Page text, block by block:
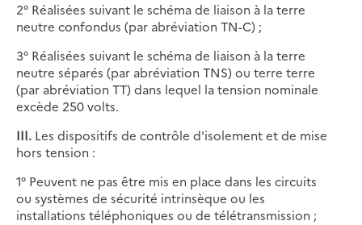
2° Réalisées suivant le schéma de liaison à la terre
neutre confondus (par abréviation TN-C) ;
3° Réalisées suivant le schéma de liaison à la terre
neutre séparés (par abréviation TNS) ou terre terre
(par abréviation TT) dans lequel la tension nominale
excède 250 volts.
III. Les dispositifs de contrôle d'isolement et de mise
hors tension :
1° Peuvent ne pas être mis en place dans les circuits
ou systèmes de sécurité intrinsèque ou les
installations téléphoniques ou de télétransmission ;